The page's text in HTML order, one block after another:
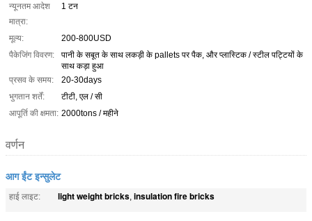
न्यूनतम आदेश
मात्रा:
1 टन
मूल्य:
200-800USD
पैकेजिंग विवरण:
पानी के सबूत के साथ लकड़ी के pallets पर पैक, और प्लास्टिक / स्टील पट्टियों के
साथ कड़ा हुआ
प्रसव के समय:
20-30days
भुगतान शर्तें:
टीटी, एल / सी
आपूर्ति की क्षमता: 2000tons / महीने
वर्णन
आग ईंट इन्सुलेट
हाई लाइट: light weight bricks, insulation fire bricks